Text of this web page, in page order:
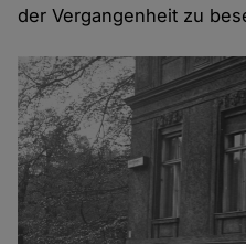
der Vergangenheit zu